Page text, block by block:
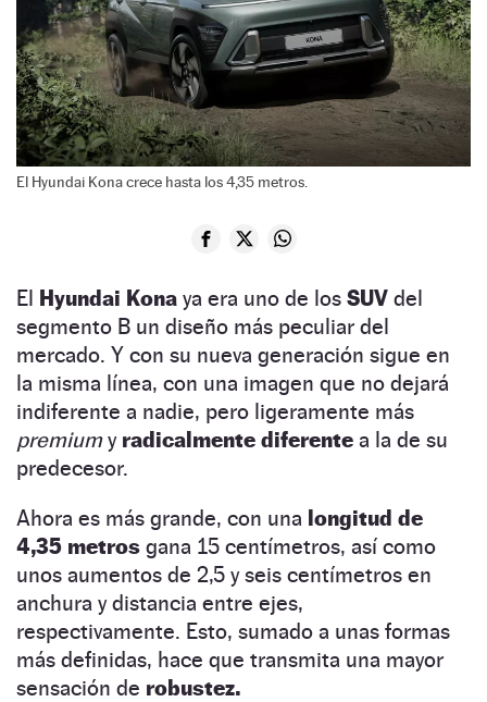
El Hyundai Kona crece hasta los 4,35 metros.
El Hyundai Kona ya era uno de los SUV del
segmento B un diseño más peculiar del
mercado. Y con su nueva generación sigue en
la misma línea, con una imagen que no dejará
indiferente a nadie, pero ligeramente más
premiumy radicalmente diferente a la de su
predecesor.
Ahora es más grande, con una longitud de
4,35 metros gana 15 centímetros, así como
unos aumentos de 2,5 y seis centímetros en
anchura y distancia entre ejes,
respectivamente. Esto, sumado a unas formas
más definidas, hace que transmita una mayor
sensación de robustez.